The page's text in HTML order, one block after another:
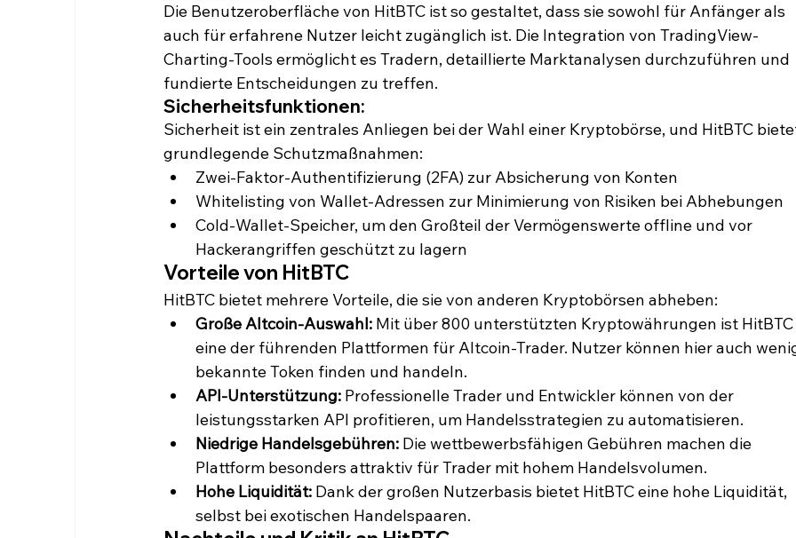
Die Benutzeroberfläche von HitBTC ist so gestaltet, dass sie sowohl für Anfänger als
auch für erfahrene Nutzer leicht zugänglich ist. Die Integration von TradingView-
Charting-Tools ermöglicht es Tradern, detaillierte Marktanalysen durchzuführen und
fundierte Entscheidungen zu treffen.
Sicherheitsfunktionen:
Sicherheit ist ein zentrales Anliegen bei der Wahl einer Kryptobörse, und HitBTC
grundlegende Schutzmaßnahmen:
Zwei-Faktor-Authentifizierung (2FA) zur Absicherung von Konten
Whitelisting von Wallet-Adressen zur Minimierung von Risiken bei Abhebungen
Cold-Wallet-Speicher, um den Großteil der Vermögenswerte offline und vor
Hackerangriffen geschützt zu lagern
Vorteile von HitBTC
HitBTC bietet mehrere Vorteile, die sie von anderen Kryptobörsen abheben:
Große Altcoin-Auswahl: Mit über 800 unterstützten Kryptowährungen ist HitBTC
eine der führenden Plattformen für Altcoin-Trader. Nutzer können hier auch
bekannte Token finden und handeln.
API-Unterstützung: Professionelle Trader und Entwickler können von der
leistungsstarken API profitieren, um Handelsstrategien zu automatisieren.
Niedrige Handelsgebühren: Die wettbewerbsfähigen Gebühren machen die
Plattform besonders attraktiv für Trader mit hohem Handelsvolumen.
Hohe Liquidität: Dank der großen Nutzerbasis bietet HitBTC eine hohe Liquidität,
selbst bei exotischen Handelspaaren.